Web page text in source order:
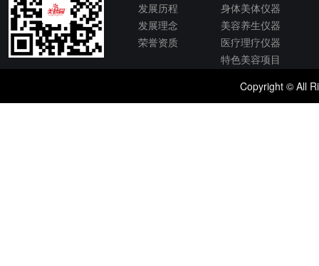
发展历程
发展理念
荣誉资质
身体美体仪器
美容养生仪器
医疗理疗仪器
特色美容项目
Copyright © All